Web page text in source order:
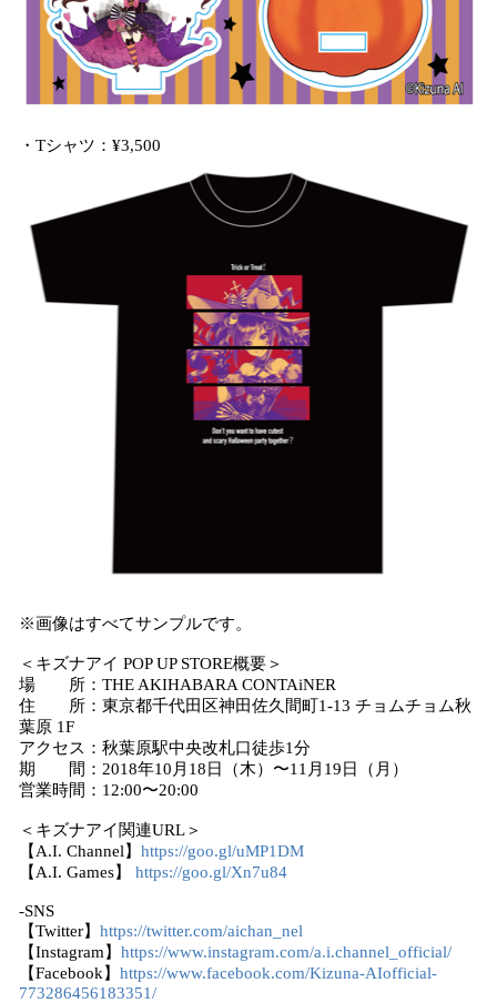
・Tシャツ：¥3,500
※画像はすべてサンプルです。
＜キズナアイ POP UP STORE概要＞
場 所：THE AKIHABARA CONTAiNER
住 所：東京都千代田区神田佐久間町1-13 チョムチョム秋
葉原 1F
アクセス：秋葉原駅中央改札口徒歩1分
期 間：2018年10月18日（木）〜11月19日（月）
営業時間：12:00〜20:00
＜キズナアイ関連URL＞
【A.I. Channel】 https://goo.gl/uMP1DM
【A.I. Games】 https://goo.gl/Xn7u84
-SNS
【Twitter】 https://twitter.com/aichan_nel
【Instagram】 https://www.instagram.com/a.i.channel_official/
【Facebook】 https://www.facebook.com/Kizuna-AIofficial-
773286456183351/